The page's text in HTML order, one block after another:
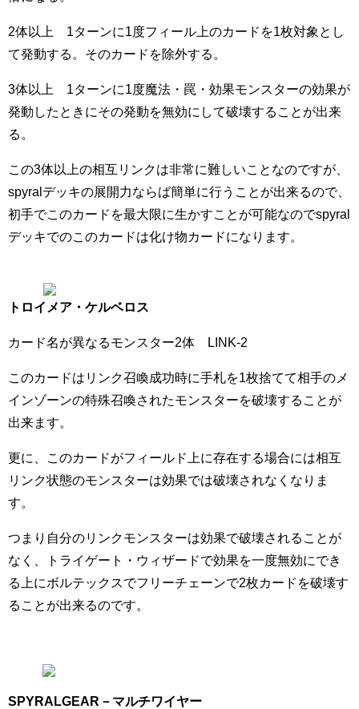
2体以上 1ターンに1度フィール上のカードを1枚対象とし
て発動する。そのカードを除外する。
3体以上 1ターンに1度魔法・罠・効果モンスターの効果が
発動したときにその発動を無効にして破壊することが出来
る。
この3体以上の相互リンクは非常に難しいことなのですが、
spyralデッキの展開力ならば簡単に行うことが出来るので、
初手でこのカードを最大限に生かすことが可能なのでspyral
デッキでのこのカードは化け物カードになります。
トロイメア・ケルベロス
カード名が異なるモンスター2体 LINK-2
このカードはリンク召喚成功時に手札を1枚捨てて相手のメ
インゾーンの特殊召喚されたモンスターを破壊することが
出来ます。
更に、このカードがフィールド上に存在する場合には相互
リンク状態のモンスターは効果では破壊されなくなりま
す。
つまり自分のリンクモンスターは効果で破壊されることが
なく、トライゲート・ウィザードで効果を一度無効にでき
る上にボルテックスでフリーチェーンで2枚カードを破壊す
ることが出来るのです。
SPYRALGEAR－マルチワイヤー